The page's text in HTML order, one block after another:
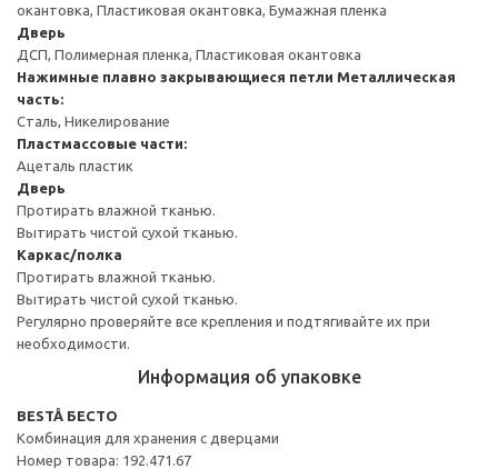
окантовка, Пластиковая окантовка, Бумажная пленка
Дверь
ДСП, Полимерная пленка, Пластиковая окантовка
Нажимные плавно закрывающиеся петли Металлическая
часть:
Сталь, Никелирование
Пластмассовые части:
Ацеталь пластик
Дверь
Протирать влажной тканью.
Вытирать чистой сухой тканью.
Каркас/полка
Протирать влажной тканью.
Вытирать чистой сухой тканью.
Регулярно проверяйте все крепления и подтягивайте их при
необходимости.
Информация об упаковке
BESTÅ БЕСТО
Комбинация для хранения с дверцами
Номер товара: 192.471.67